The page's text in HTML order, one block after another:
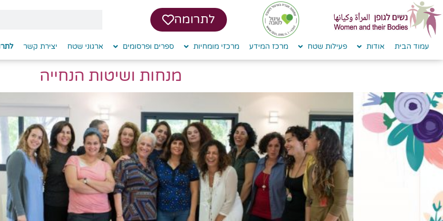
לתוכן
לתרומה
עמוד הבית אודות פעילות שטח מרכז המידע מרכזי מומחיות ספרים ופרסומים ארגוני שטח יצירת קשר
מנחות ושיטות הנחייה